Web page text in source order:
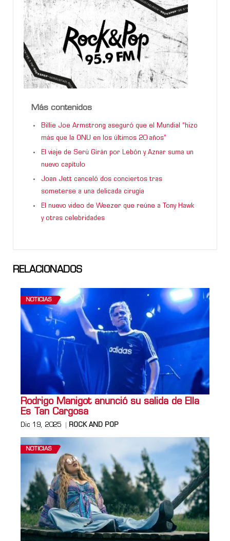
Más contenidos
Billie Joe Armstrong aseguró que el Mundial “hizo
más que la ONU en los últimos 20 años”
El viaje de Serú Girán por Lebón y Aznar suma un
nuevo capítulo
Joan Jett canceló dos conciertos tras
someterse a una delicada cirugía
El nuevo video de Weezer que reúne a Tony Hawk
y otras celebridades
RELACIONADOS
NOTICIAS
Rodrigo Manigot anunció su salida de Ella
Es Tan Cargosa
Dic 19, 2025 ROCK AND POP
NOTICIAS